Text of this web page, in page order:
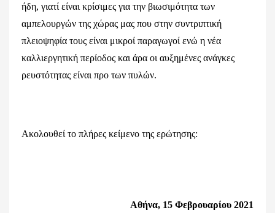
ήδη, γιατί είναι κρίσιμες για την βιωσιμότητα των
αμπελουργών της χώρας μας που στην συντριπτική
πλειοψηφία τους είναι μικροί παραγωγοί ενώ η νέα
καλλιεργητική περίοδος και άρα οι αυξημένες ανάγκες
ρευστότητας είναι προ των πυλών.
Ακολουθεί το πλήρες κείμενο της ερώτησης:
Αθήνα, 15 Φεβρουαρίου 2021